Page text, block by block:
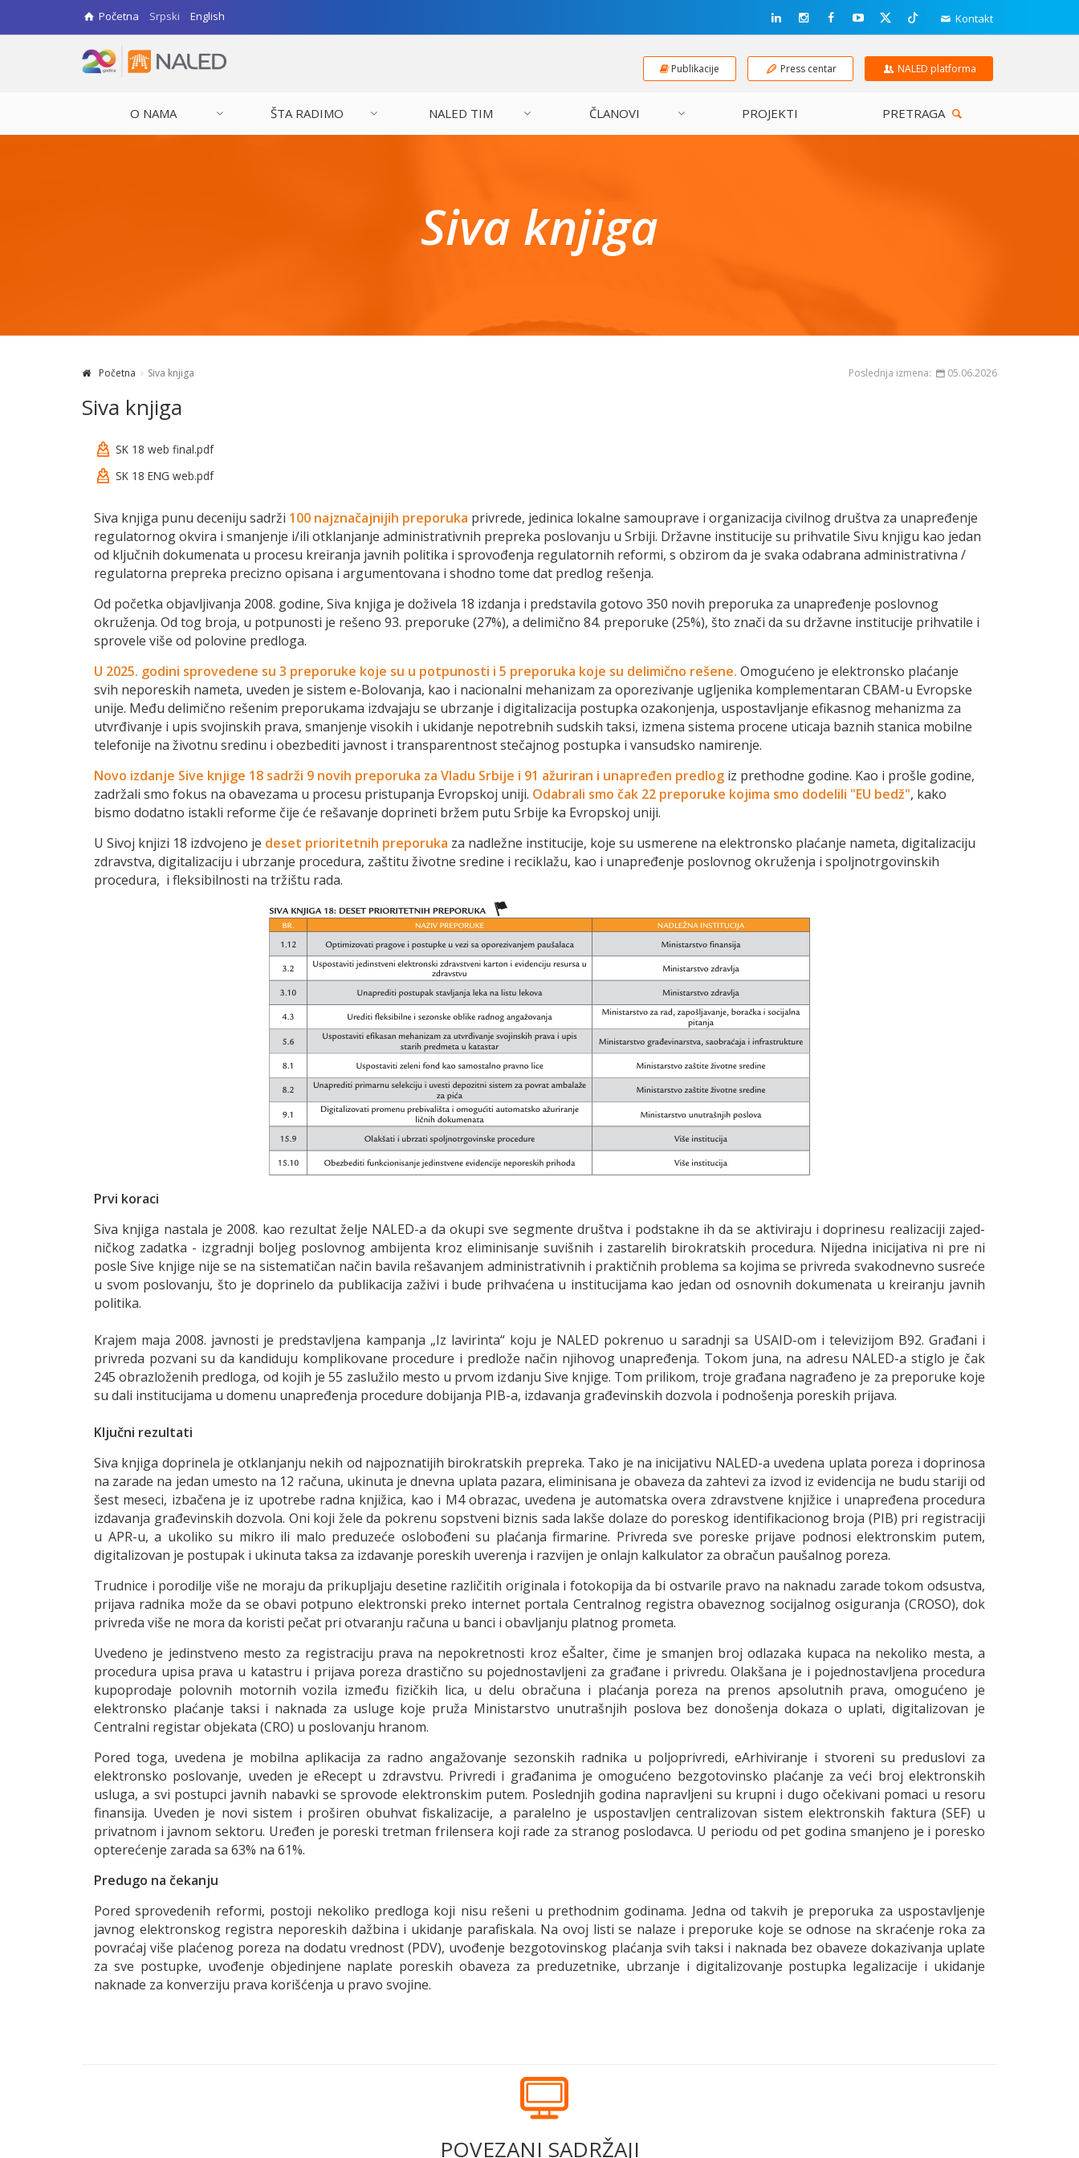
Početna Srpski English Kontakt
Publikacije Press centar NALED platforma
O NAMA ŠTA RADIMO NALED TIM ČLANOVI PROJEKTI PRETRAGA
Siva knjiga
Početna Siva knjiga Poslednja izmena: 05.06.2026
Siva knjiga
SK 18 web final.pdf
SK 18 ENG web.pdf
Siva knjiga punu deceniju sadrži 100 najznačajnijih preporuka privrede, jedinica lokalne samouprave i organizacija civilnog društva za unapređenje
regulatornog okvira i smanjenje i/ili otklanjanje administrativnih prepreka poslovanju u Srbiji. Državne institucije su prihvatile Sivu knjigu kao jedan
od ključnih dokumenata u procesu kreiranja javnih politika i sprovođenja regulatornih reformi, s obzirom da je svaka odabrana administrativna /
regulatorna prepreka precizno opisana i argumentovana i shodno tome dat predlog rešenja.
Od početka objavljivanja 2008. godine, Siva knjiga je doživela 18 izdanja i predstavila gotovo 350 novih preporuka za unapređenje poslovnog
okruženja. Od tog broja, u potpunosti je rešeno 93. preporuke (27%), a delimično 84. preporuke (25%), što znači da su državne institucije prihvatile i
sprovele više od polovine predloga.
U 2025. godini sprovedene su 3 preporuke koje su u potpunosti i 5 preporuka koje su delimično rešene. Omogućeno je elektronsko plaćanje
svih neporeskih nameta, uveden je sistem e-Bolovanja, kao i nacionalni mehanizam za oporezivanje ugljenika komplementaran CBAM-u Evropske
unije. Među delimično rešenim preporukama izdvajaju se ubrzanje i digitalizacija postupka ozakonjenja, uspostavljanje efikasnog mehanizma za
utvrđivanje i upis svojinskih prava, smanjenje visokih i ukidanje nepotrebnih sudskih taksi, izmena sistema procene uticaja baznih stanica mobilne
telefonije na životnu sredinu i obezbediti javnost i transparentnost stečajnog postupka i vansudsko namirenje.
Novo izdanje Sive knjige 18 sadrži 9 novih preporuka za Vladu Srbije i 91 ažuriran i unapređen predlog iz prethodne godine. Kao i prošle godine,
zadržali smo fokus na obavezama u procesu pristupanja Evropskoj uniji. Odabrali smo čak 22 preporuke kojima smo dodelili "EU bedž", kako
bismo dodatno istakli reforme čije će rešavanje doprineti bržem putu Srbije ka Evropskoj uniji.
U Sivoj knjizi 18 izdvojeno je deset prioritetnih preporuka za nadležne institucije, koje su usmerene na elektronsko plaćanje nameta, digitalizaciju
zdravstva, digitalizaciju i ubrzanje procedura, zaštitu životne sredine i reciklažu, kao i unapređenje poslovnog okruženja i spoljnotrgovinskih
procedura, i fleksibilnosti na tržištu rada.
Prvi koraci
Siva knjiga nastala je 2008. kao rezultat želje NALED-a da okupi sve segmente društva i podstakne ih da se aktiviraju i doprinesu realizaciji zajed­
ničkog zadatka - izgradnji boljeg poslovnog ambijenta kroz eliminisanje suvišnih i zastarelih birokratskih procedura. Nijedna inicijativa ni pre ni
posle Sive knjige nije se na sistematičan način bavila rešavanjem administrativnih i praktičnih problema sa kojima se privreda svakodnevno susreće
u svom poslovanju, što je doprinelo da publikacija zaživi i bude prihvaćena u institucijama kao jedan od osnovnih dokumenata u kreiranju javnih
politika.
Krajem maja 2008. javnosti je predstavljena kampanja „Iz lavirinta“ koju je NALED pokrenuo u saradnji sa USAID-om i televizijom B92. Građani i
privreda pozvani su da kandiduju komplikovane procedure i predlože način njihovog unapređenja. Tokom juna, na adresu NALED-a stiglo je čak
245 obrazloženih predloga, od kojih je 55 zaslužilo mesto u prvom izdanju Sive knjige. Tom prilikom, troje građana nagrađeno je za preporuke koje
su dali institucijama u domenu unapređenja procedure dobijanja PIB-a, izdavanja građevinskih dozvola i podnošenja poreskih prijava.
Ključni rezultati
Siva knjiga doprinela je otklanjanju nekih od najpoznatijih birokratskih prepreka. Tako je na inicijativu NALED-a uvedena uplata poreza i doprinosa
na zarade na jedan umesto na 12 računa, ukinuta je dnevna uplata pazara, eliminisana je obaveza da zahtevi za izvod iz evidencija ne budu stariji od
šest meseci, izbačena je iz upotrebe radna knjižica, kao i M4 obrazac, uvedena je automatska overa zdravstvene knjižice i unapređena procedura
izdavanja građevinskih dozvola. Oni koji žele da pokrenu sopstveni biznis sada lakše dolaze do poreskog identifikacionog broja (PIB) pri registraciji
u APR-u, a ukoliko su mikro ili malo preduzeće oslobođeni su plaćanja firmarine. Privreda sve poreske prijave podnosi elektronskim putem,
digitalizovan je postupak i ukinuta taksa za izdavanje poreskih uverenja i razvijen je onlajn kalkulator za obračun paušalnog poreza.
Trudnice i porodilje više ne moraju da prikupljaju desetine različitih originala i fotokopija da bi ostvarile pravo na naknadu zarade tokom odsustva,
prijava radnika može da se obavi potpuno elektronski preko internet portala Centralnog registra obaveznog socijalnog osiguranja (CROSO), dok
privreda više ne mora da koristi pečat pri otvaranju računa u banci i obavljanju platnog prometa.
Uvedeno je jedinstveno mesto za registraciju prava na nepokretnosti kroz eŠalter, čime je smanjen broj odlazaka kupaca na nekoliko mesta, a
procedura upisa prava u katastru i prijava poreza drastično su pojednostavljeni za građane i privredu. Olakšana je i pojednostavljena procedura
kupoprodaje polovnih motornih vozila između fizičkih lica, u delu obračuna i plaćanja poreza na prenos apsolutnih prava, omogućeno je
elektronsko plaćanje taksi i naknada za usluge koje pruža Ministarstvo unutrašnjih poslova bez donošenja dokaza o uplati, digitalizovan je
Centralni registar objekata (CRO) u poslovanju hranom.
Pored toga, uvedena je mobilna aplikacija za radno angažovanje sezonskih radnika u poljoprivredi, eArhiviranje i stvoreni su preduslovi za
elektronsko poslovanje, uveden je eRecept u zdravstvu. Privredi i građanima je omogućeno bezgotovinsko plaćanje za veći broj elektronskih
usluga, a svi postupci javnih nabavki se sprovode elektronskim putem. Poslednjih godina napravljeni su krupni i dugo očekivani pomaci u resoru
finansija. Uveden je novi sistem i proširen obuhvat fiskalizacije, a paralelno je uspostavljen centralizovan sistem elektronskih faktura (SEF) u
privatnom i javnom sektoru. Uređen je poreski tretman frilensera koji rade za stranog poslodavca. U periodu od pet godina smanjeno je i poresko
opterećenje zarada sa 63% na 61%.
Predugo na čekanju
Pored sprovedenih reformi, postoji nekoliko predloga koji nisu rešeni u prethodnim godinama. Jedna od takvih je preporuka za uspostavljenje
javnog elektronskog registra neporeskih dažbina i ukidanje parafiskala. Na ovoj listi se nalaze i preporuke koje se odnose na skraćenje roka za
povraćaj više plaćenog poreza na dodatu vrednost (PDV), uvođenje bezgotovinskog plaćanja svih taksi i naknada bez obaveze dokazivanja uplate
za sve postupke, uvođenje objedinjene naplate poreskih obaveza za preduzetnike, ubrzanje i digitalizovanje postupka legalizacije i ukidanje
naknade za konverziju prava korišćenja u pravo svojine.
POVEZANI SADRŽAJI